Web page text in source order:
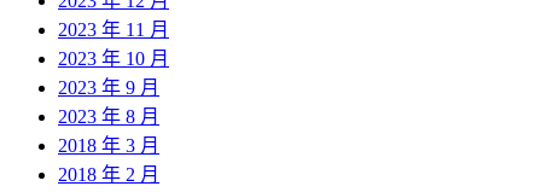
2023 年 11 月
2023 年 10 月
2023 年 9 月
2023 年 8 月
2018 年 3 月
2018 年 2 月